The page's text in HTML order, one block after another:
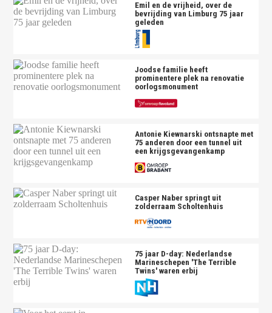
Emil en de vrijheid, over de
bevrijding van Limburg 75 jaar
geleden
Joodse familie heeft
prominentere plek na renovatie
oorlogsmonument
Antonie Kiewnarski ontsnapte met
75 anderen door een tunnel uit
een krijgsgevangenkamp
Casper Naber springt uit
zolderraam Scholtenhuis
75 jaar D-day: Nederlandse
Marineschepen 'The Terrible
Twins' waren erbij